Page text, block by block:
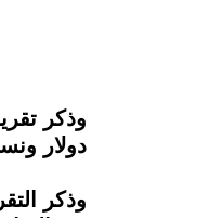
دولار ونسبة نمو 69%، أما المركز الثالث فكان من نصيب المولاس